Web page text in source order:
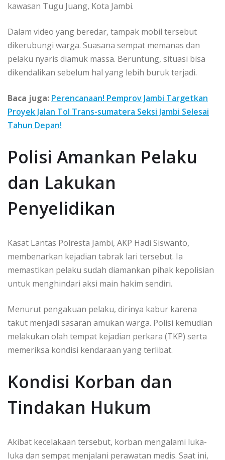
kawasan Tugu Juang, Kota Jambi.
Dalam video yang beredar, tampak mobil tersebut
dikerubungi warga. Suasana sempat memanas dan
pelaku nyaris diamuk massa. Beruntung, situasi bisa
dikendalikan sebelum hal yang lebih buruk terjadi.
Baca juga: Perencanaan! Pemprov Jambi Targetkan
Proyek Jalan Tol Trans-sumatera Seksi Jambi Selesai
Tahun Depan!
Polisi Amankan Pelaku
dan Lakukan
Penyelidikan
Kasat Lantas Polresta Jambi, AKP Hadi Siswanto,
membenarkan kejadian tabrak lari tersebut. Ia
memastikan pelaku sudah diamankan pihak kepolisian
untuk menghindari aksi main hakim sendiri.
Menurut pengakuan pelaku, dirinya kabur karena
takut menjadi sasaran amukan warga. Polisi kemudian
melakukan olah tempat kejadian perkara (TKP) serta
memeriksa kondisi kendaraan yang terlibat.
Kondisi Korban dan
Tindakan Hukum
Akibat kecelakaan tersebut, korban mengalami luka-
luka dan sempat menjalani perawatan medis. Saat ini,